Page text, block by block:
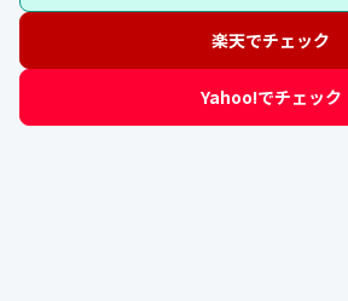
楽天でチェック
Yahoo!でチェック